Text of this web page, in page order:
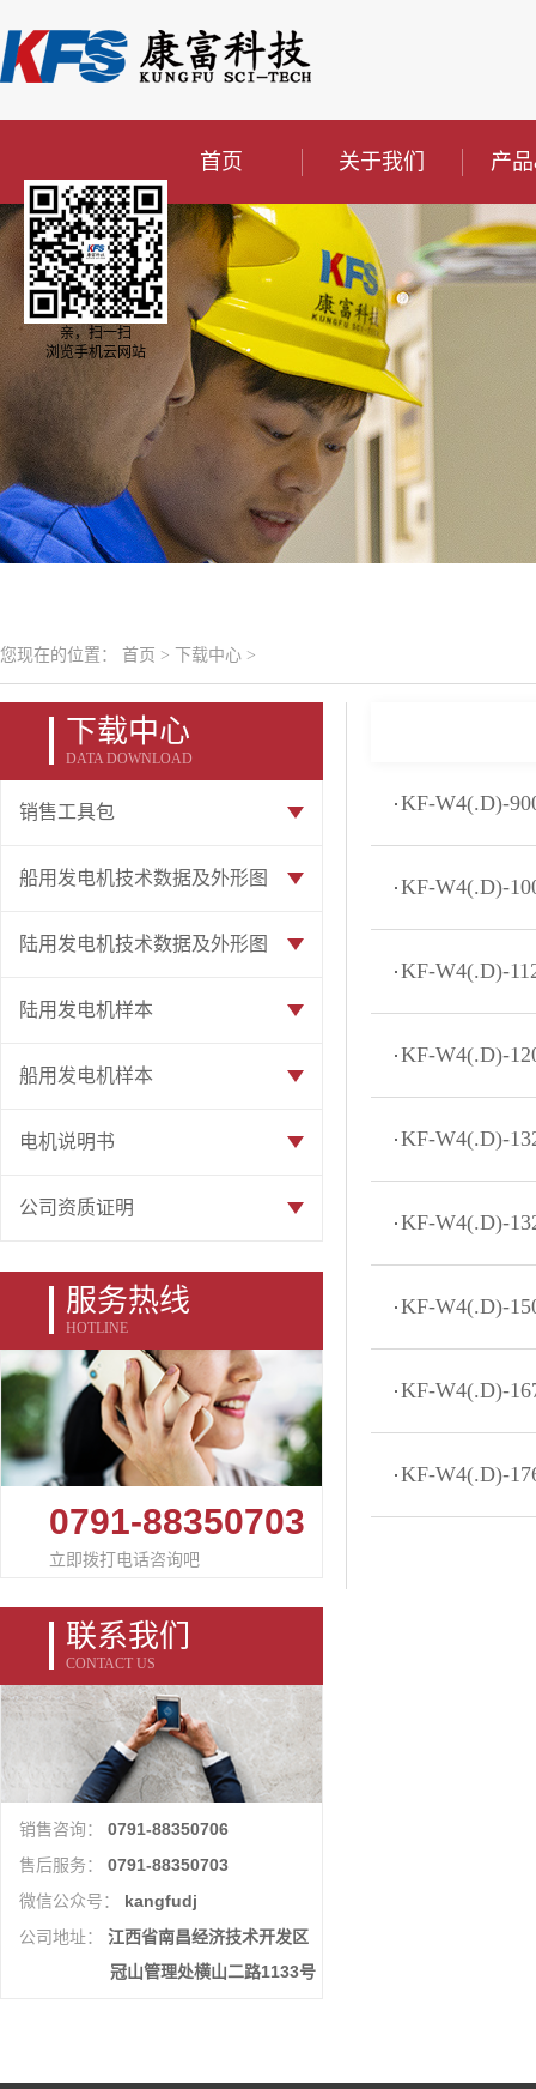
首页 关于我们 产
您现在的位置： 首页 > 下载中心 >
下载中心
DATA DOWNLOAD
销售工具包
船用发电机技术数据及外形图
陆用发电机技术数据及外形图
陆用发电机样本
船用发电机样本
电机说明书
公司资质证明
服务热线
HOTLINE
0791-88350703
立即拨打电话咨询吧
联系我们
CONTACT US
销售咨询： 0791-88350706
售后服务： 0791-88350703
微信公众号： kangfudj
公司地址：
江西省南昌经济技术开发区
冠山管理处横山二路1133号
KF-W4(.D)-
KF-W4(.D)-
KF-W4(.D)-
KF-W4(.D)-
KF-W4(.D)-
KF-W4(.D)-
KF-W4(.D)-
KF-W4(.D)-
KF-W4(.D)-
亲，扫一扫
浏览手机云网站